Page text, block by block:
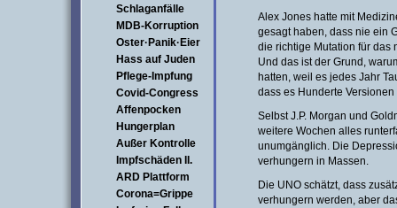
Schlaganfälle
MDB-Korruption
Oster·Panik·Eier
Hass auf Juden
Pflege-Impfung
Covid-Congress
Affenpocken
Hungerplan
Außer Kontrolle
Impfschäden II.
ARD Plattform
Corona=Grippe
Alex Jones hatte mit
gesagt haben, dass nie ein
die richtige Mutation für das
Und das ist der Grund,
hatten, weil es jedes Jahr
dass es Hunderte
Selbst J.P. Morgan und
weitere Wochen alles
unumgänglich. Die
verhungern in Massen.
Die UNO schätzt, dass
verhungern werden, aber